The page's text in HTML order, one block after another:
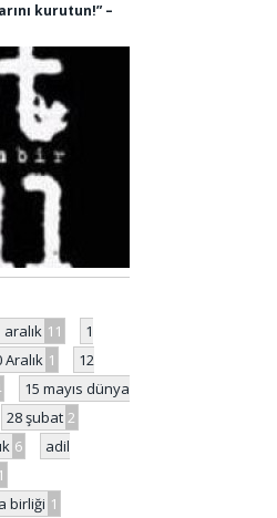
kurutun!” –
aralık 11
1
Aralık 1
12
15 mayıs dünya
28 şubat 2
6
adil
birliği 1